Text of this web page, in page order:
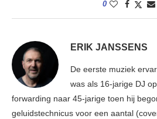
0
ERIK JANSSENS
De eerste muziek
was als 16-jarige DJ
forwarding naar 45-jarige toen hij
geluidstechnicus voor een aantal